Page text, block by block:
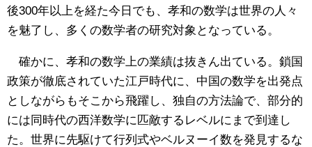
後300年以上を経た今日でも、孝和の数学は世界の人々
を魅了し、多くの数学者の研究対象となっている。
確かに、孝和の数学上の業績は抜きん出ている。鎖国
政策が徹底されていた江戸時代に、中国の数学を出発点
としながらもそこから飛躍し、独自の方法論で、部分的
には同時代の西洋数学に匹敵するレベルにまで到達し
た。世界に先駆けて行列式やベルヌーイ数を発見するな